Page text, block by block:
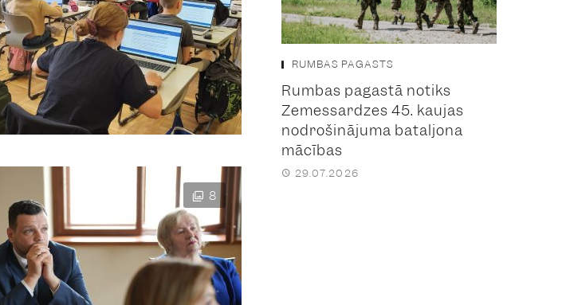
8
RUMBAS PAGASTS
Rumbas pagastā notiks
Zemessardzes 45. kaujas
nodrošinājuma bataljona
mācības
29.07.2026